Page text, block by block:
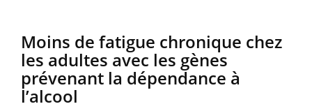
Moins de fatigue chronique chez
les adultes avec les gènes
prévenant la dépendance à
l’alcool